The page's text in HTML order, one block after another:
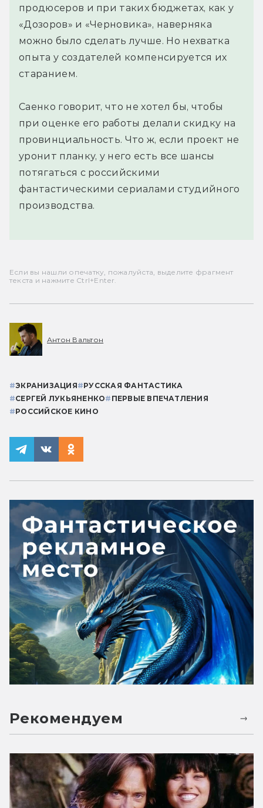
продюсеров и при таких бюджетах, как у
«Дозоров» и «Черновика», наверняка
можно было сделать лучше. Но нехватка
опыта у создателей компенсируется их
старанием.
Саенко говорит, что не хотел бы, чтобы
при оценке его работы делали скидку на
провинциальность. Что ж, если проект не
уронит планку, у него есть все шансы
потягаться с российскими
фантастическими сериалами студийного
производства.
Если вы нашли опечатку, пожалуйста, выделите фрагмент
текста и нажмите Ctrl+Enter.
Антон Вальтон
#ЭКРАНИЗАЦИЯ#РУССКАЯ ФАНТАСТИКА
#СЕРГЕЙ ЛУКЬЯНЕНКО# ПЕРВЫЕ ВПЕЧАТЛЕНИЯ
#РОССИЙСКОЕ КИНО
Рекомендуем